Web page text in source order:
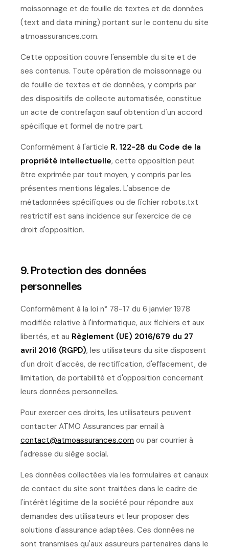
moissonnage et de fouille de textes et de données
(text and data mining) portant sur le contenu du site
atmoassurances.com.
Cette opposition couvre l'ensemble du site et de
ses contenus. Toute opération de moissonnage ou
de fouille de textes et de données, y compris par
des dispositifs de collecte automatisée, constitue
un acte de contrefaçon sauf obtention d'un accord
spécifique et formel de notre part.
Conformément à l'article R. 122-28 du Code de la
propriété intellectuelle, cette opposition peut
être exprimée par tout moyen, y compris par les
présentes mentions légales. L'absence de
métadonnées spécifiques ou de fichier robots.txt
restrictif est sans incidence sur l'exercice de ce
droit d'opposition.
9. Protection des données
personnelles
Conformément à la loi n° 78-17 du 6 janvier 1978
modifiée relative à l'informatique, aux fichiers et aux
libertés, et au Règlement (UE) 2016/679 du 27
avril 2016 (RGPD), les utilisateurs du site disposent
d'un droit d'accès, de rectification, d'effacement, de
limitation, de portabilité et d'opposition concernant
leurs données personnelles.
Pour exercer ces droits, les utilisateurs peuvent
contacter ATMO Assurances par email à
contact@atmoassurances.com ou par courrier à
l'adresse du siège social.
Les données collectées via les formulaires et canaux
de contact du site sont traitées dans le cadre de
l'intérêt légitime de la société pour répondre aux
demandes des utilisateurs et leur proposer des
solutions d'assurance adaptées. Ces données ne
sont transmises qu'aux assureurs partenaires dans le